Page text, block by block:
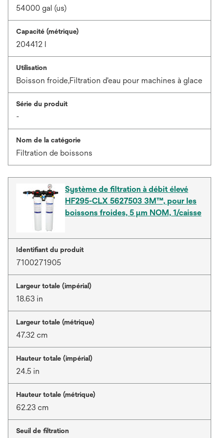
54000 gal (us)
Capacité (métrique)
204412 l
Utilisation
Boisson froide,Filtration d'eau pour machines à glace
Série du produit
-
Nom de la catégorie
Filtration de boissons
Système de filtration à débit élevé
HF295-CLX 5627503 3M™, pour les
boissons froides, 5 µm NOM, 1/caisse
Identifiant du produit
7100271905
Largeur totale (impérial)
18.63 in
Largeur totale (métrique)
47.32 cm
Hauteur totale (impérial)
24.5 in
Hauteur totale (métrique)
62.23 cm
Seuil de filtration